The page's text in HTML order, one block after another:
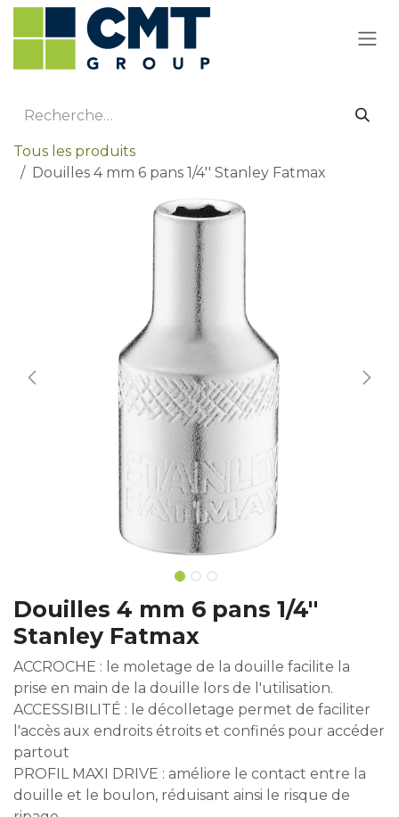
Se rendre au contenu
Tous les produits
Douilles 4 mm 6 pans 1/4'' Stanley Fatmax
Douilles 4 mm 6 pans 1/4''
Stanley Fatmax
ACCROCHE : le moletage de la douille facilite la
prise en main de la douille lors de l'utilisation.
ACCESSIBILITÉ : le décolletage permet de faciliter
l'accès aux endroits étroits et confinés pour accéder
partout
PROFIL MAXI DRIVE : améliore le contact entre la
douille et le boulon, réduisant ainsi le risque de